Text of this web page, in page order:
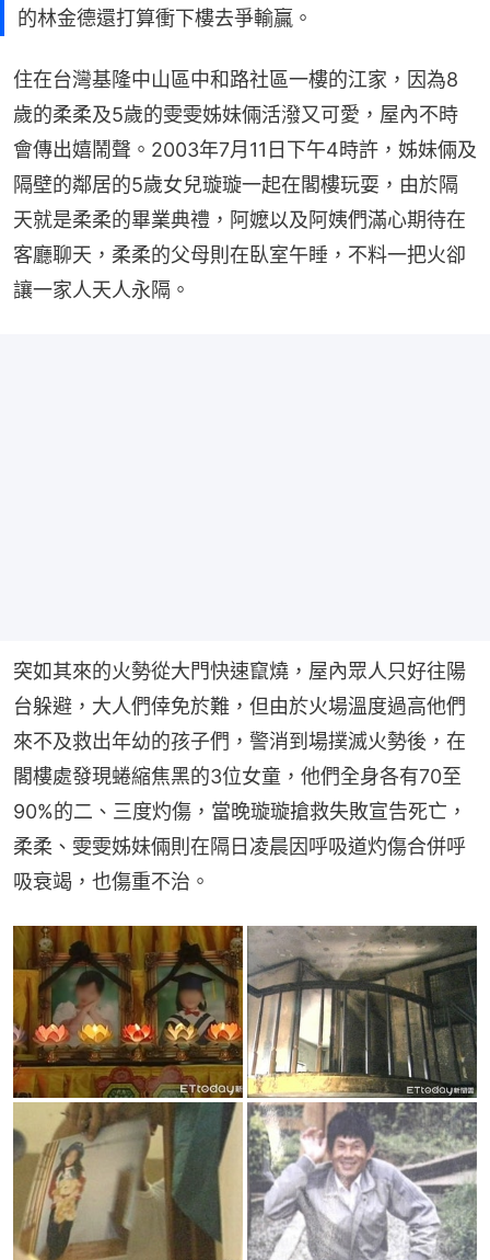
的林金德還打算衝下樓去爭輸贏。
住在台灣基隆中山區中和路社區一樓的江家，因為8
歲的柔柔及5歲的雯雯姊妹倆活潑又可愛，屋內不時
會傳出嬉鬧聲。2003年7月11日下午4時許，姊妹倆及
隔壁的鄰居的5歲女兒璇璇一起在閣樓玩耍，由於隔
天就是柔柔的畢業典禮，阿嬤以及阿姨們滿心期待在
客廳聊天，柔柔的父母則在臥室午睡，不料一把火卻
讓一家人天人永隔。
突如其來的火勢從大門快速竄燒，屋內眾人只好往陽
台躲避，大人們倖免於難，但由於火場溫度過高他們
來不及救出年幼的孩子們，警消到場撲滅火勢後，在
閣樓處發現蜷縮焦黑的3位女童，他們全身各有70至
90%的二、三度灼傷，當晚璇璇搶救失敗宣告死亡，
柔柔、雯雯姊妹倆則在隔日凌晨因呼吸道灼傷合併呼
吸衰竭，也傷重不治。